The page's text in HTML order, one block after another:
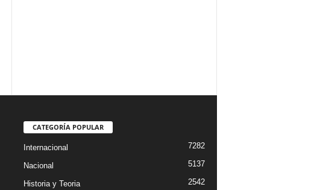
CATEGORÍA POPULAR
Internacional 7282
Nacional 5137
Historia y Teoria 2542